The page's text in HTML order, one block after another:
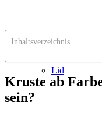
Lid
Inhaltsverzeichnis
Kruste ab
sein?